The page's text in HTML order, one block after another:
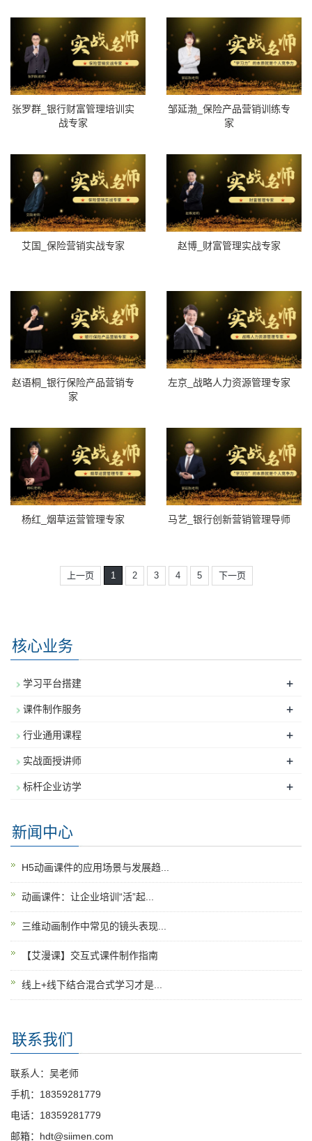
张罗群_银行财富管理培训实
战专家
邹延渤_保险产品营销训练专
家
艾国_保险营销实战专家 赵博_财富管理实战专家
赵语桐_银行保险产品营销专
家
左京_战略人力资源管理专家
杨红_烟草运营管理专家 马艺_银行创新营销管理导师
上一页 1 2 3 4 5 下一页
核心业务
学习平台搭建 +
课件制作服务 +
行业通用课程 +
实战面授讲师 +
标杆企业访学 +
新闻中心
H5动画课件的应用场景与发展趋...
动画课件：让企业培训“活”起...
三维动画制作中常见的镜头表现...
【艾漫课】交互式课件制作指南
线上+线下结合混合式学习才是...
联系我们
联系人：吴老师
手机：18359281779
电话：18359281779
邮箱：hdt@siimen.com